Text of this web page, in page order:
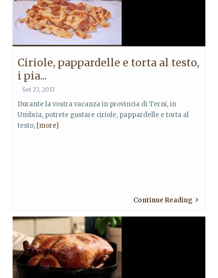
Ciriole, pappardelle e torta al testo,
i pia...
Set 27, 2017
Durante la vostra vacanza in provincia di Terni, in
Umbria, potrete gustare ciriole, pappardelle e torta al
testo, [more]
Continue Reading